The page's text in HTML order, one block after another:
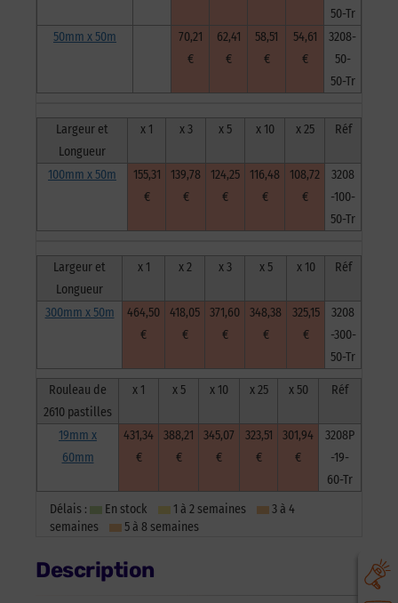
50-Tr
50mm x 50m
70,21
€
62,41
€
58,51
€
54,61
€
3208-
50-
50-Tr
Largeur et
Longueur
x 1 x 3 x 5 x 10 x 25 Réf
100mm x 50m
155,31
€
139,78
€
124,25
€
116,48
€
108,72
€
3208
-100-
50-Tr
Largeur et
Longueur
x 1 x 2 x 3 x 5 x 10 Réf
300mm x 50m
464,50
€
418,05
€
371,60
€
348,38
€
325,15
€
3208
-300-
50-Tr
Rouleau de
2610 pastilles
x 1 x 5 x 10 x 25 x 50 Réf
19mm x
60mm
431,34
€
388,21
€
345,07
€
323,51
€
301,94
€
3208P
-19-
60-Tr
Délais :
En stock 1 à 2 semaines
3 à 4
semaines
5 à 8 semaines
Description